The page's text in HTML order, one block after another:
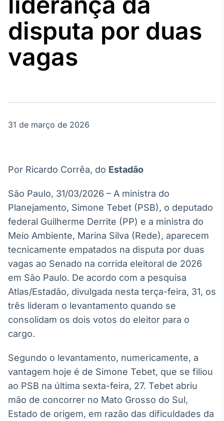
Agro
Tudo sobre o
agronegócio
O setor de
no Brasil
Broadcast
White Label
Plataforma para
conteúdos
personalizados
Soluções de Dados
e Conteúdos
Broadcast
OTC
Datafeed
APIs para
integração de
disputa por duas
vagas
31 de março de 2026
Por Ricardo Corrêa, do Estadão
São Paulo, 31/03/2026 – A ministra do
Planejamento, Simone Tebet (PSB), o deputado
federal Guilherme Derrite (PP) e a ministra do
Meio Ambiente, Marina Silva (Rede), aparecem
tecnicamente empatados na disputa por duas
vagas ao Senado na corrida eleitoral de 2026
em São Paulo. De acordo com a pesquisa
Atlas/Estadão, divulgada nesta terça-feira, 31, os
três lideram o levantamento quando se
consolidam os dois votos do eleitor para o
cargo.
Segundo o levantamento, numericamente, a
vantagem hoje é de Simone Tebet, que se filiou
ao PSB na última sexta-feira, 27. Tebet abriu
mão de concorrer no Mato Grosso do Sul,
Estado de origem, em razão das dificuldades da